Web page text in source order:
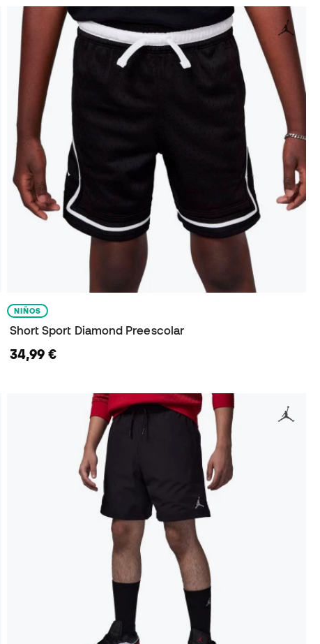
NIÑOS
Short Sport Diamond Preescolar
34,99 €